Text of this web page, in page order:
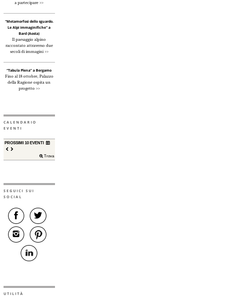
a partecipare >>
"Metamorfosi dello sguardo.
Le Alpi immaginifiche" a
Bard (Aosta)
Il paesaggio alpino
raccontato attraverso due
secoli di immagini >>
“Tabula Plena” a Bergamo
Fino al 18 ottobre, Palazzo
della Ragione ospita un
progetto >>
CALENDARIO
EVENTI
PROSSIMI 10 EVENTI
Trova
SEGUICI SUI
SOCIAL
UTILITÀ